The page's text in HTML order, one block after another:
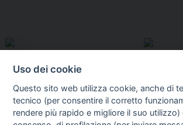
Uso dei cookie
Questo sito web utilizza cookie, anche di
tecnico (per consentire il corretto
rendere più rapido e migliore il suo utilizzo)